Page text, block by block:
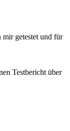
getestet und für
Testbericht über